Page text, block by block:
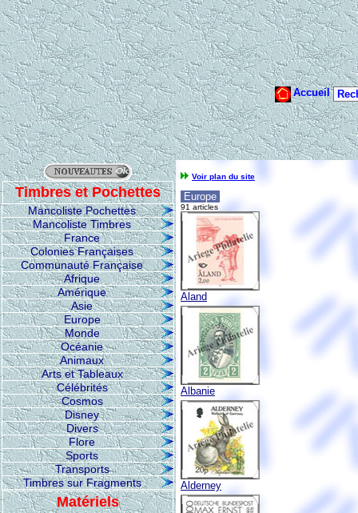
Timbres et Pochettes
Mancoliste Pochettes
Mancoliste Timbres
France
Colonies Françaises
Communauté Française
Afrique
Amérique
Asie
Europe
Monde
Océanie
Animaux
Arts et Tableaux
Célébrités
Cosmos
Disney
Divers
Flore
Sports
Transports
Timbres sur Fragments
Matériels
Voir plan du site
Europe
91 articles
Aland
Albanie
Alderney